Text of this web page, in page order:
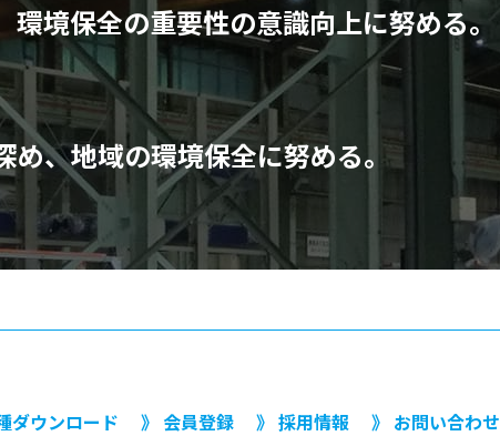
境保全の重要性の意識向上に努める。
め、地域の環境保全に努める。
ダウンロード 》 会員登録 》 採用情報 》 お問い合わせ